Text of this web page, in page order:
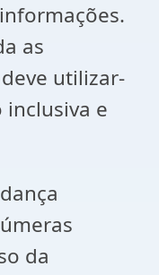
as
utilizar-
e
da